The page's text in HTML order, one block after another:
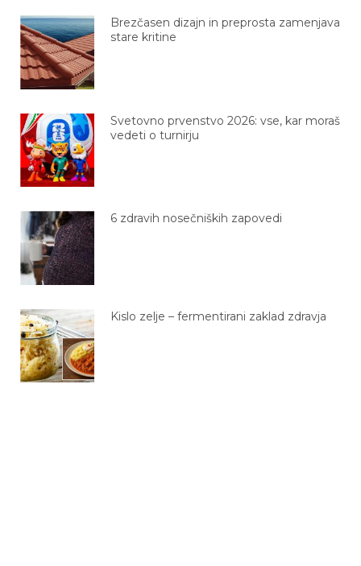
Brezčasen dizajn in preprosta zamenjava
stare kritine
Svetovno prvenstvo 2026: vse, kar moraš
vedeti o turnirju
6 zdravih nosečniških zapovedi
Kislo zelje – fermentirani zaklad zdravja